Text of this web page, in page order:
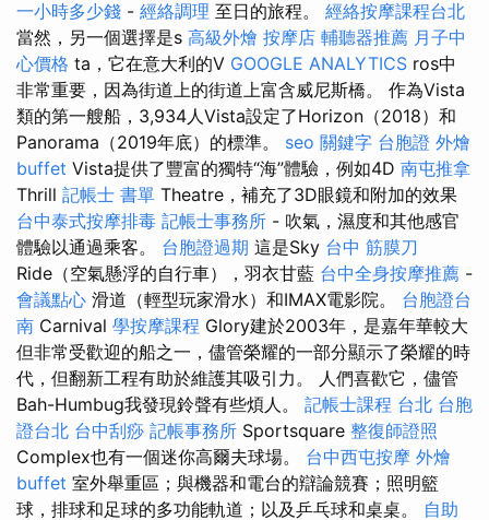
一小時多少錢 - 經絡調理 至日的旅程。 經絡按摩課程台北
當然，另一個選擇是s 高級外燴 按摩店 輔聽器推薦 月子中
心價格 ta，它在意大利的V GOOGLE ANALYTICS ros中
非常重要，因為街道上的街道上富含威尼斯橋。 作為Vista
類的第一艘船，3,934人Vista設定了Horizo​​n（2018）和
Panorama（2019年底）的標準。 seo 關鍵字 台胞證 外燴
buffet Vista提供了豐富的獨特“海”體驗，例如4D 南屯推拿
Thrill 記帳士 書單 Theatre，補充了3D眼鏡和附加的效果
台中泰式按摩排毒 記帳士事務所 - 吹氣，濕度和其他感官
體驗以通過乘客。 台胞證過期 這是Sky 台中 筋膜刀
Ride（空氣懸浮的自行車），羽衣甘藍 台中全身按摩推薦 -
會議點心 滑道（輕型玩家滑水）和IMAX電影院。 台胞證台
南 Carnival 學按摩課程 Glory建於2003年，是嘉年華較大
但非常受歡迎的船之一，儘管榮耀的一部分顯示了榮耀的時
代，但翻新工程有助於維護其吸引力。 人們喜歡它，儘管
Bah-Humbug我發現鈴聲有些煩人。 記帳士課程 台北 台胞
證台北 台中刮痧 記帳事務所 Sportsquare 整復師證照
Complex也有一個迷你高爾夫球場。 台中西屯按摩 外燴
buffet 室外舉重區；與機器和電台的辯論競賽；照明籃
球，排球和足球的多功能軌道；以及乒乓球和桌桌。 自助